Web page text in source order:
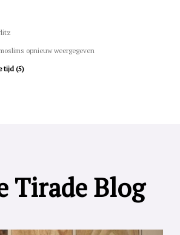
opnieuw weergegeven
tijd (5)
Tirade Blog